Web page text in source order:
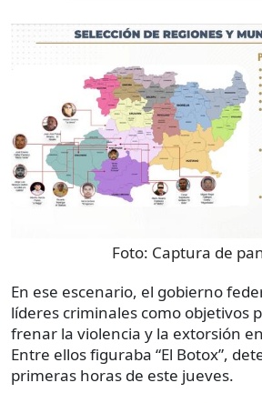
Foto: Captura de
En ese escenario, el gobierno
líderes criminales como objetivos
frenar la violencia y la extorsión
Entre ellos figuraba “El Botox”,
primeras horas de este jueves.